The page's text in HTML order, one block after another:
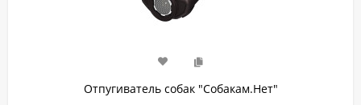
Отпугиватель собак "Собакам.Нет"